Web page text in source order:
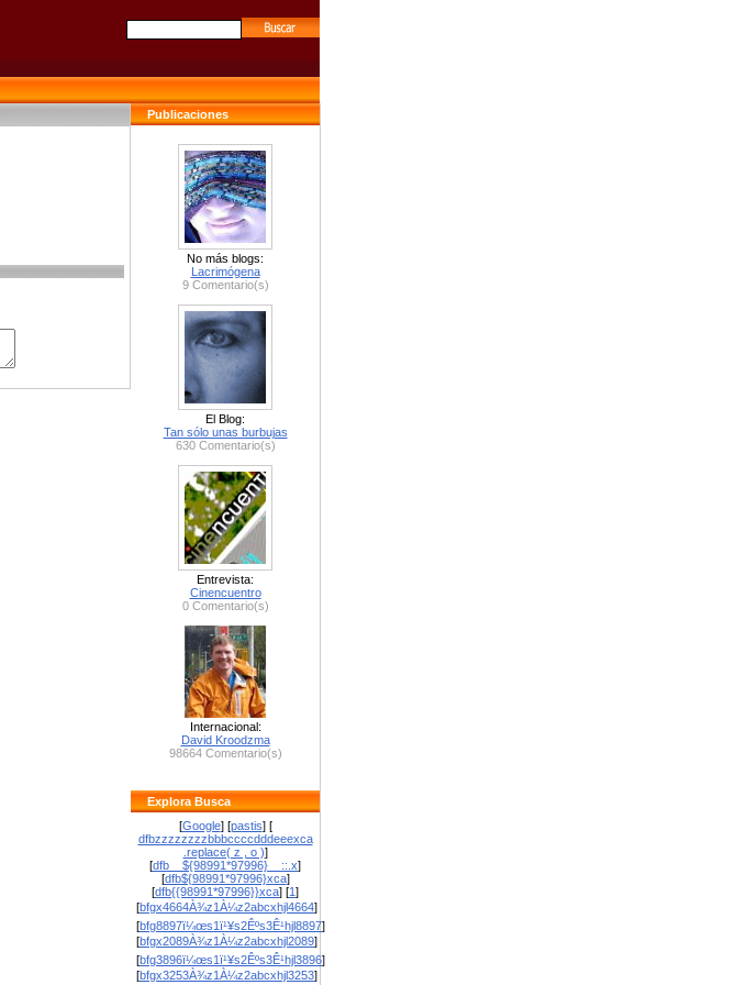
Publicaciones
No más blogs:
Lacrimógena
9 Comentario(s)
El Blog:
Tan sólo unas burbujas
630 Comentario(s)
Entrevista:
Cinencuentro
0 Comentario(s)
Internacional:
David Kroodzma
98664 Comentario(s)
Explora Busca
[Google] [pastis] [
dfbzzzzzzzzbbbccccdddeeexca
.replace( z , o )]
[dfb__${98991*97996}__::.x]
[dfb${98991*97996}xca]
[dfb{{98991*97996}}xca] [1]
[bfgx4664À¾z1À¼z2abcxhjl4664]
[bfg8897ï¼œs1ï¹¥s2Êºs3Ê¹hjl8897]
[bfgx2089À¾z1À¼z2abcxhjl2089]
[bfg3896ï¼œs1ï¹¥s2Êºs3Ê¹hjl3896]
[bfgx3253À¾z1À¼z2abcxhjl3253]